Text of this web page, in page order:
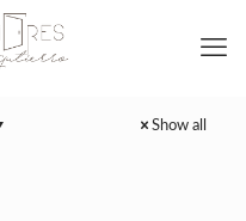
Show all